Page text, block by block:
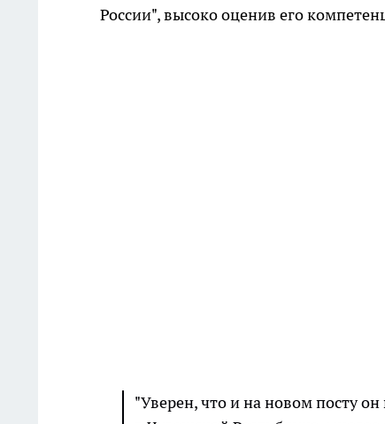
России", высоко оценив его
"Уверен, что и на новом посту